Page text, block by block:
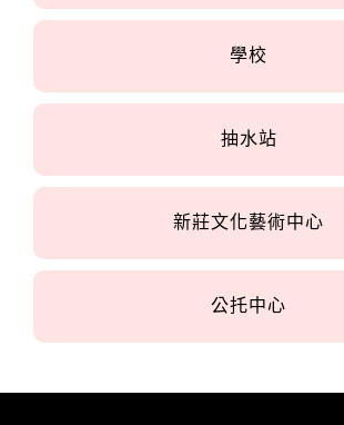
學校
抽水站
新莊文化藝術中心
公托中心